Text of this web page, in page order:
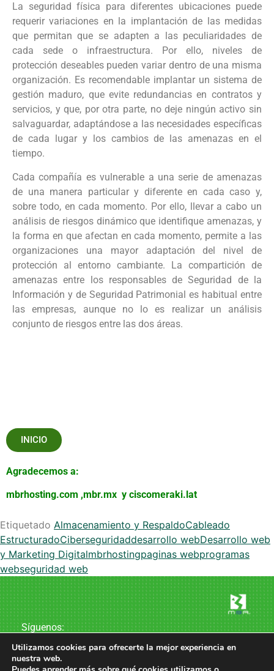
La seguridad física para diferentes ubicaciones puede
requerir variaciones en la implantación de las medidas
que permitan que se adapten a las peculiaridades de
cada sede o infraestructura. Por ello, niveles de
protección deseables pueden variar dentro de una misma
organización. Es recomendable implantar un sistema de
gestión maduro, que evite redundancias en contratos y
servicios, y que, por otra parte, no deje ningún activo sin
salvaguardar, adaptándose a las necesidades específicas
de cada lugar y los cambios de las amenazas en el
tiempo.
Cada compañía es vulnerable a una serie de amenazas
de una manera particular y diferente en cada caso y,
sobre todo, en cada momento. Por ello, llevar a cabo un
análisis de riesgos dinámico que identifique amenazas, y
la forma en que afectan en cada momento, permite a las
organizaciones una mayor adaptación del nivel de
protección al entorno cambiante. La compartición de
amenazas entre los responsables de Seguridad de la
Información y de Seguridad Patrimonial es habitual entre
las empresas, aunque no lo es realizar un análisis
conjunto de riesgos entre las dos áreas.
INICIO
Agradecemos a:
mbrhosting.com ,mbr.mx y ciscomeraki.lat
Etiquetado Almacenamiento y RespaldoCableado
EstructuradoCiberseguridaddesarrollo webDesarrollo web
y Marketing Digitalmbrhostingpaginas webprogramas
webseguridad web
Síguenos:
Utilizamos cookies para ofrecerte la mejor experiencia en
nuestra web.